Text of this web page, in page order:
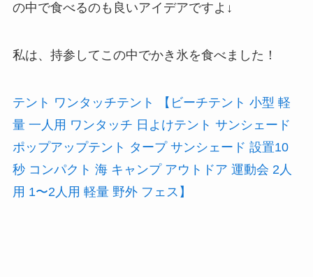
の中で食べるのも良いアイデアですよ↓
私は、持参してこの中でかき氷を食べました！
テント ワンタッチテント 【ビーチテント 小型 軽
量 一人用 ワンタッチ 日よけテント サンシェード
ポップアップテント タープ サンシェード 設置10
秒 コンパクト 海 キャンプ アウトドア 運動会 2人
用 1〜2人用 軽量 野外 フェス】